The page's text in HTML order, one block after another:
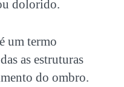
dolorido.
um termo
as estruturas
do ombro.